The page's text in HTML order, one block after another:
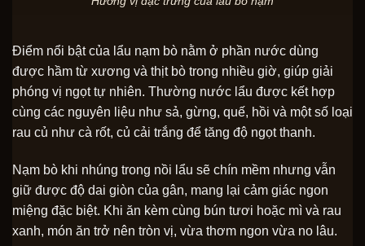
Điểm nổi bật của lẩu nạm bò nằm ở phần nước dùng
được hầm từ xương và thịt bò trong nhiều giờ, giúp giải
phóng vị ngọt tự nhiên. Thường nước lẩu được kết hợp
cùng các nguyên liệu như sả, gừng, quế, hồi và một số loại
rau củ như cà rốt, củ cải trắng để tăng độ ngọt thanh.
Nạm bò khi nhúng trong nồi lẩu sẽ chín mềm nhưng vẫn
giữ được độ dai giòn của gân, mang lại cảm giác ngon
miệng đặc biệt. Khi ăn kèm cùng bún tươi hoặc mì và rau
xanh, món ăn trở nên tròn vị, vừa thơm ngon vừa no lâu.